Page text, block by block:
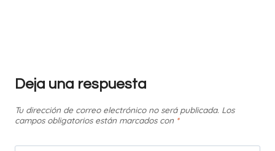
Deja una respuesta
Tu dirección de correo electrónico no será publicada. Los
campos obligatorios están marcados con *